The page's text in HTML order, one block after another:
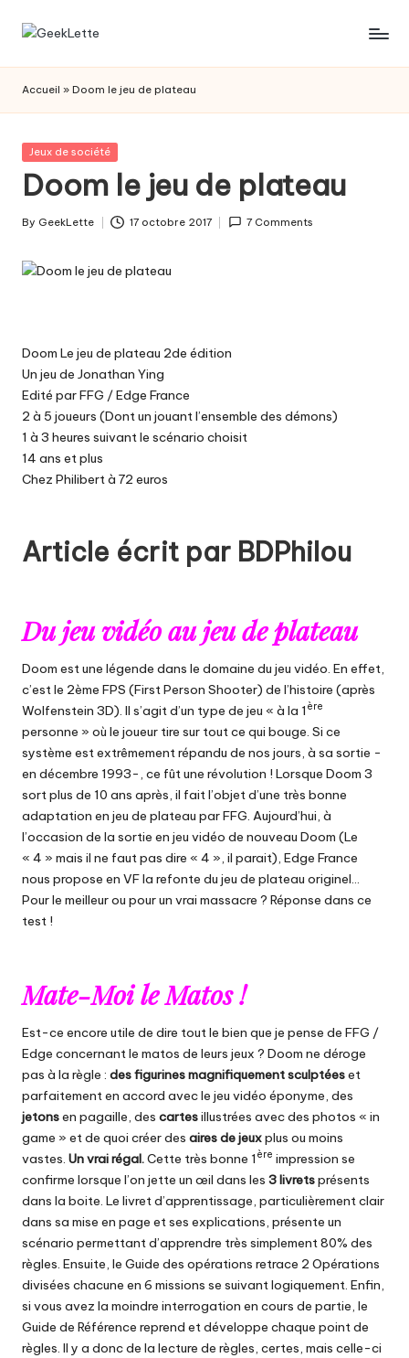
Skip
G
e
e
k
L
e
t
t
les
de
société
Accueil » Doom le jeu de plateau
Posted
Jeux de société
Doom le jeu de plateau
Posted
By GeekLette 17 octobre 2017 7 Comments
Doom Le jeu de plateau 2de édition
Un jeu de Jonathan Ying
Edité par FFG / Edge France
2 à 5 joueurs (Dont un jouant l’ensemble des démons)
1 à 3 heures suivant le scénario choisit
14 ans et plus
Chez Philibert à 72 euros
Article écrit par BDPhilou
Du jeu vidéo au jeu de plateau
Doom est une légende dans le domaine du jeu vidéo. En effet,
c’est le 2ème FPS (First Person Shooter) de l’histoire (après
Wolfenstein 3D). Il s’agit d’un type de jeu « à la 1 ère
personne » où le joueur tire sur tout ce qui bouge. Si ce
système est extrêmement répandu de nos jours, à sa sortie -
en décembre 1993-, ce fût une révolution ! Lorsque Doom 3
sort plus de 10 ans après, il fait l’objet d’une très bonne
adaptation en jeu de plateau par FFG. Aujourd’hui, à
l’occasion de la sortie en jeu vidéo de nouveau Doom (Le
« 4 » mais il ne faut pas dire « 4 », il parait), Edge France
nous propose en VF la refonte du jeu de plateau originel…
Pour le meilleur ou pour un vrai massacre ? Réponse dans ce
test !
Mate-Moi le Matos !
Est-ce encore utile de dire tout le bien que je pense de FFG /
Edge concernant le matos de leurs jeux ? Doom ne déroge
pas à la règle : des figurines magnifiquement sculptéeset
parfaitement en accord avec le jeu vidéo éponyme, des
jetonsen pagaille, des cartesillustrées avec des photos « in
game » et de quoi créer des aires de jeuxplus ou moins
vastes. Un vrai régal.Cette très bonne 1 ère impression se
confirme lorsque l’on jette un œil dans les 3 livretsprésents
dans la boite. Le livret d’apprentissage, particulièrement clair
dans sa mise en page et ses explications, présente un
scénario permettant d’apprendre très simplement 80% des
règles. Ensuite, le Guide des opérations retrace 2 Opérations
divisées chacune en 6 missions se suivant logiquement. Enfin,
si vous avez la moindre interrogation en cours de partie, le
Guide de Référence reprend et développe chaque point de
règles. Il y a donc de la lecture de règles, certes, mais celle-ci